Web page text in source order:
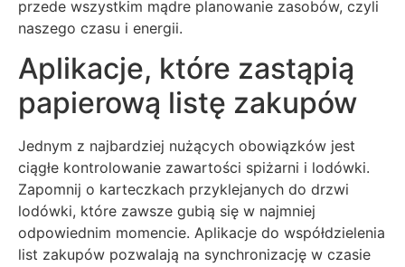
przede wszystkim mądre planowanie zasobów, czyli
naszego czasu i energii.
Aplikacje, które zastąpią
papierową listę zakupów
Jednym z najbardziej nużących obowiązków jest
ciągłe kontrolowanie zawartości spiżarni i lodówki.
Zapomnij o karteczkach przyklejanych do drzwi
lodówki, które zawsze gubią się w najmniej
odpowiednim momencie. Aplikacje do współdzielenia
list zakupów pozwalają na synchronizację w czasie